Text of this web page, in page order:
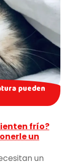
pueden
frío?
un
un